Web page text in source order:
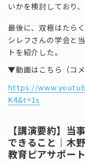
いかを検討しており
最後に、双極はたら
シレフさんの学会と
トを紹介した。
▼動画はこちら（コメ
https://
K4&t=1s
【講演要約】当
できること｜木
教育ピアサポー